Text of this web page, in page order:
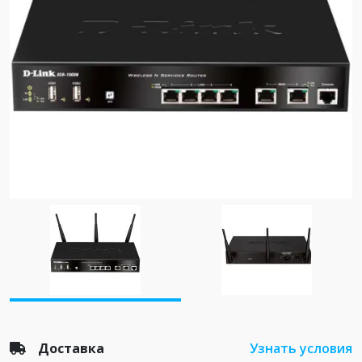
Доставка Узнать условия